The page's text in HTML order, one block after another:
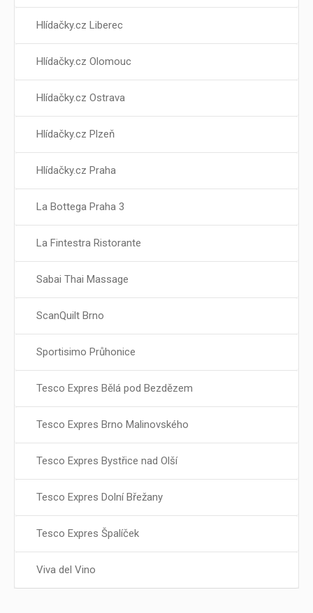
Hlídačky.cz Liberec
Hlídačky.cz Olomouc
Hlídačky.cz Ostrava
Hlídačky.cz Plzeň
Hlídačky.cz Praha
La Bottega Praha 3
La Fintestra Ristorante
Sabai Thai Massage
ScanQuilt Brno
Sportisimo Průhonice
Tesco Expres Bělá pod Bezdězem
Tesco Expres Brno Malinovského
Tesco Expres Bystřice nad Olší
Tesco Expres Dolní Břežany
Tesco Expres Špalíček
Viva del Vino